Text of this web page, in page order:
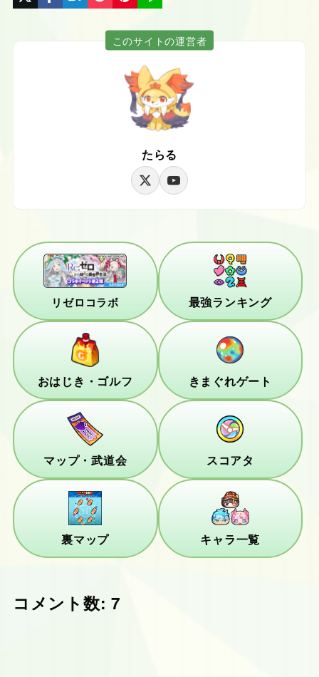
このサイトの運営者
たらる
リゼロコラボ 最強ランキング
おはじき・ゴルフ きまぐれゲート
マップ・武道会 スコアタ
裏マップ キャラ一覧
コメント数: 7